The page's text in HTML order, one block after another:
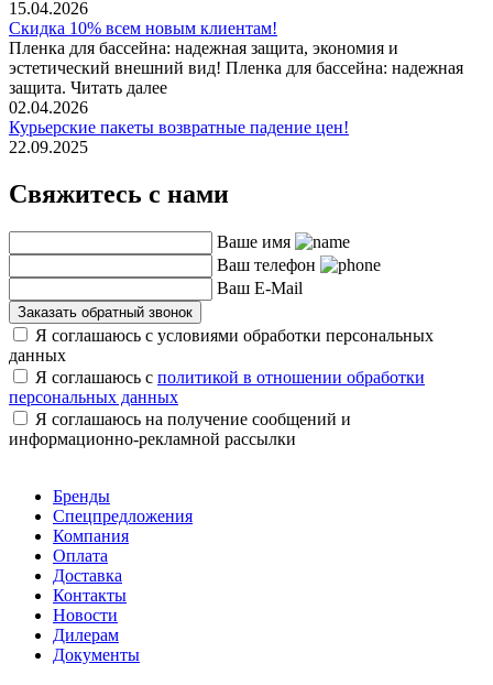
15.04.2026
Скидка 10% всем новым клиентам!
Пленка для бассейна: надежная защита, экономия и
эстетический внешний вид! Пленка для бассейна: надежная
защита. Читать далее
02.04.2026
Курьерские пакеты возвратные падение цен!
22.09.2025
Свяжитесь с нами
Ваше имя
Ваш телефон
Ваш E-Mail
Заказать обратный звонок
Я соглашаюсь с условиями обработки персональных
данных
Я соглашаюсь с политикой в отношении обработки
персональных данных
Я соглашаюсь на получение сообщений и
информационно-рекламной рассылки
Бренды
Спецпредложения
Компания
Оплата
Доставка
Контакты
Новости
Дилерам
Документы